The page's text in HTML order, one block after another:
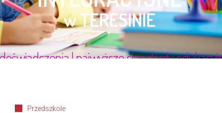
Przedszkole